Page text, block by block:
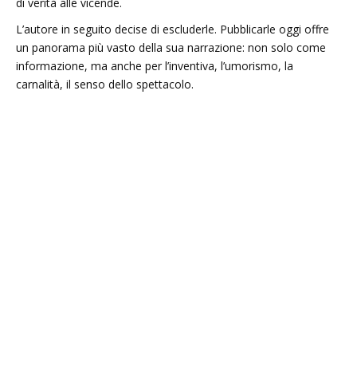
L’autore in seguito decise di escluderle. Pubblicarle oggi offre
un panorama più vasto della sua narrazione: non solo come
informazione, ma anche per l’inventiva, l’umorismo, la
carnalità, il senso dello spettacolo.